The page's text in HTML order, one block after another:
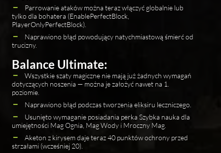
Parrowanie ataków można teraz włączyć globalnie lub
tylko dla bohatera (EnablePerfectBlock,
PlayerOnlyPerfectBlock).
Naprawiono błąd powodujący natychmiastową śmierć od
trucizny.
Balance Ultimate:
Wszystkie szaty magiczne nie mają już żadnych wymagań
dotyczących noszenia — można je założyć nawet na 1.
poziomie.
Naprawiono błąd podczas tworzenia eliksiru leczniczego.
Usunięto wymaganie posiadania perka Szybka nauka dla
umiejętności Mag Ognia, Mag Wody i Mroczny Mag.
Aketon z kirysem daje teraz 40 punktów ochrony przed
strzałami (wcześniej 20).